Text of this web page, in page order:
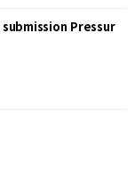
Pressur